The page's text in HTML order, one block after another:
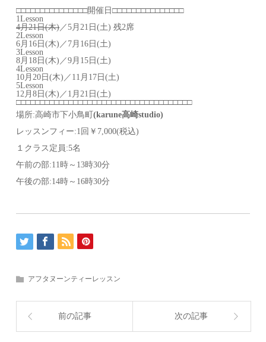
□□□□□□□□□□□□□□□開催日□□□□□□□□□□□□□□□
1Lesson
4月21日(木)／5月21日(土) 残2席
2Lesson
6月16日(木)／7月16日(土)
3Lesson
8月18日(木)／9月15日(土)
4Lesson
10月20日(木)／11月17日(土)
5Lesson
12月8日(木)／1月21日(土)
□□□□□□□□□□□□□□□□□□□□□□□□□□□□□□□□□□□□□
場所:高崎市下小鳥町(karune高崎studio)
レッスンフィー:1回￥7,000(税込)
１クラス定員:5名
午前の部:11時～13時30分
午後の部:14時～16時30分
アフタヌーンティーレッスン
前の記事 次の記事